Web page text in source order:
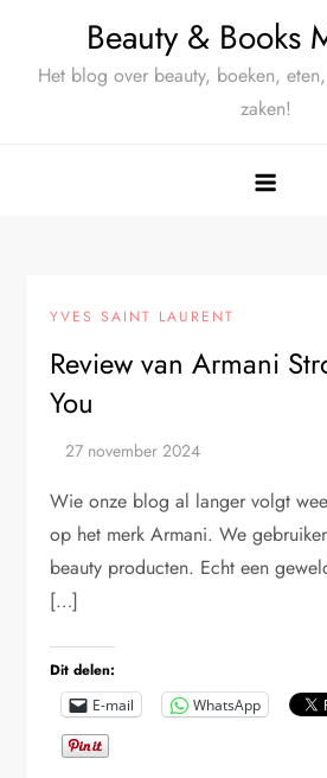
Beauty & Books
Het blog over beauty, boeken,
zaken!
YVES SAINT LAURENT
Review van Armani
You
Wie onze blog al langer volgt
op het merk Armani. We
beauty producten. Echt een
[…]
Dit delen:
E-mail WhatsApp